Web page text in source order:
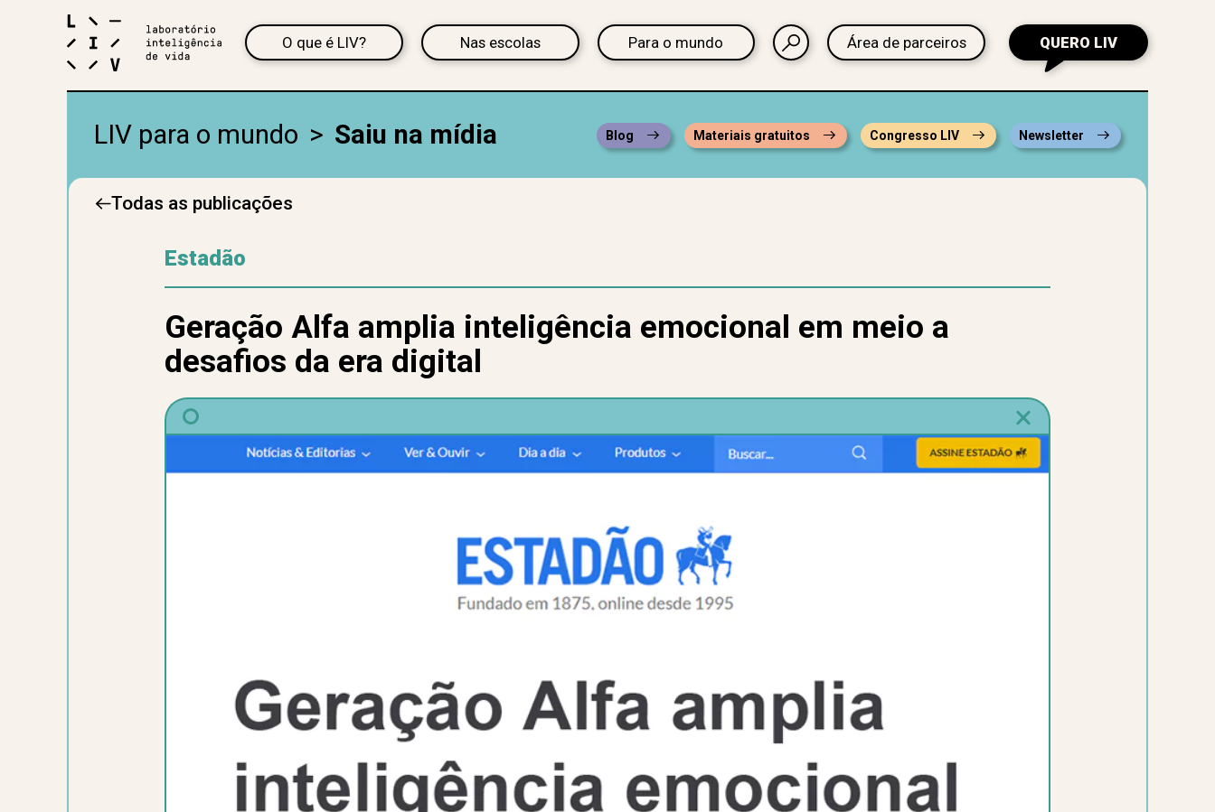
O que é LIV? Nas escolas Para o mundo Área de parceiros QUERO LIV
LIV para o mundo > Saiu na mídia Blog Materiais gratuitos Congresso LIV Newsletter
Todas as publicações
Estadão
Geração Alfa amplia inteligência emocional em meio a
desafios da era digital